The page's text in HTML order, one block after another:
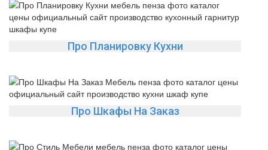
Про Планировку Кухни
Про Шкафы На Заказ